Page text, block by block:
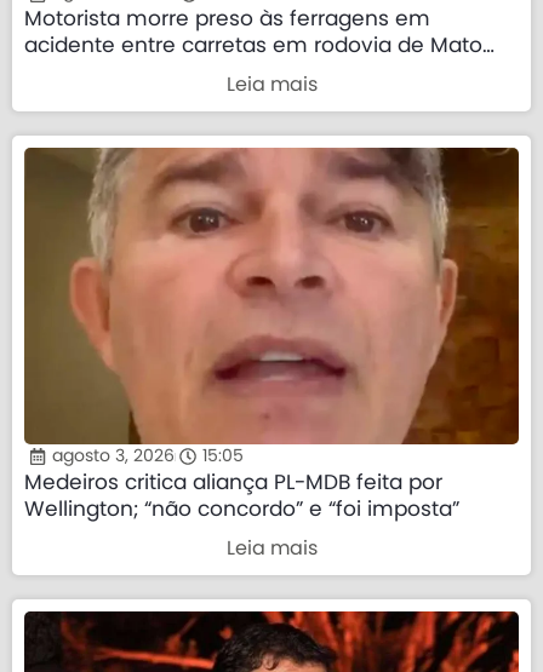
Motorista morre preso às ferragens em
acidente entre carretas em rodovia de Mato
Leia mais
agosto 3, 2026 15:05
Medeiros critica aliança PL-MDB feita por
Wellington; “não concordo” e “foi imposta”
Leia mais